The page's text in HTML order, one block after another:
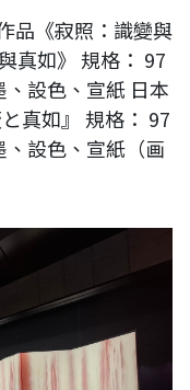
品《寂照：識變與
真如》 規格： 97
設色、宣紙 日本
真如』 規格： 97
設色、宣紙（画